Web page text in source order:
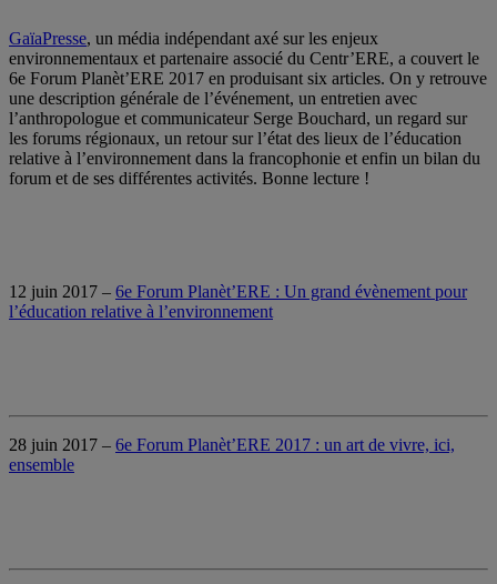
GaïaPresse, un média indépendant axé sur les enjeux
environnementaux et partenaire associé du Centr’ERE, a couvert le
6e Forum Planèt’ERE 2017 en produisant six articles. On y retrouve
une description générale de l’événement, un entretien avec
l’anthropologue et communicateur Serge Bouchard, un regard sur
les forums régionaux, un retour sur l’état des lieux de l’éducation
relative à l’environnement dans la francophonie et enfin un bilan du
forum et de ses différentes activités. Bonne lecture !
12 juin 2017 – 6e Forum Planèt’ERE : Un grand évènement pour
l’éducation relative à l’environnement
28 juin 2017 – 6e Forum Planèt’ERE 2017 : un art de vivre, ici,
ensemble